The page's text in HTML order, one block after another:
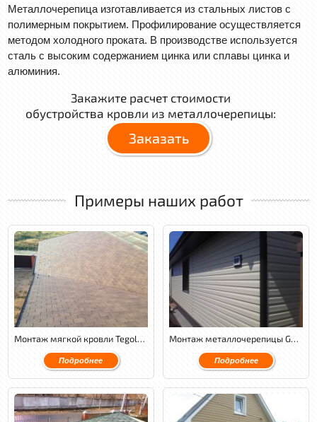
Металлочерепица изготавливается из стальных листов с
полимерным покрытием. Профилирование осуществляется
методом холодного проката. В производстве используется
сталь с высоким содержанием цинка или сплавы цинка и
алюминия.
Закажите расчет стоимости
обустройства кровли из металлочерепицы:
Заказать
Примеры наших работ
Монтаж мягкой кровли Tegola Nordland классик.
Подробнее
Монтаж металлочерепицы GL Granite с обустройством венткамеры и утеплением кровли.
Подробнее